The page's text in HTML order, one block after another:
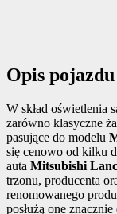
Opis pojazdu
W skład oświetlenia
zarówno klasyczne
pasujące do modelu
się cenowo od kilku
auta Mitsubishi
trzonu, producenta
renomowanego
posłużą one